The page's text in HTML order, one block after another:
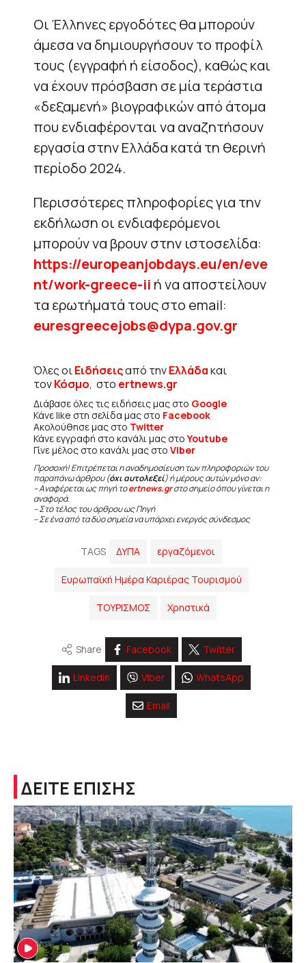
Οι Έλληνες εργοδότες θα μπορούν
άμεσα να δημιουργήσουν το προφίλ
τους (εγγραφή ή είσοδος), καθώς και
να έχουν πρόσβαση σε μία τεράστια
«δεξαμενή» βιογραφικών από άτομα
που ενδιαφέρονται να αναζητήσουν
εργασία στην Ελλάδα κατά τη θερινή
περίοδο 2024.
Περισσότερες πληροφορίες για την
εκδήλωση οι ενδιαφερόμενοι
μπορούν να βρουν στην ιστοσελίδα:
https://europeanjobdays.eu/en/eve
nt/work-greece-ii ή να αποστείλουν
τα ερωτήματά τους στο email:
euresgreecejobs@dypa.gov.gr
Όλες οιΕιδήσειςαπό τηνΕλλάδακαι
τονΚόσμο, στο ertnews.gr
Διάβασε όλες τις ειδήσεις μας στο Google
Κάνε like στη σελίδα μας στο Facebook
Ακολούθησε μας στο Twitter
Κάνε εγγραφή στο κανάλι μας στοYoutube
Γίνε μέλος στο κανάλι μας στο Viber
Προσοχή! Επιτρέπεται η αναδημοσίευση των πληροφοριών του
παραπάνω άρθρου (όχι αυτολεξεί) ή μέρους αυτών μόνο αν:
– Αναφέρεται ως πηγή τοertnews.grστο σημείο όπου γίνεται η
αναφορά.
– Στο τέλος του άρθρου ως Πηγή
– Σε ένα από τα δύο σημεία να υπάρχει ενεργός σύνδεσμος
TAGS ΔΥΠΑ εργαζόμενοι
Ευρωπαϊκή Ημέρα Καριέρας Τουρισμού
ΤΟΥΡΙΣΜΟΣ Χρηστικά
Share Facebook Twitter
Linkedin Viber WhatsApp
Email
ΔΕΙΤΕ ΕΠΙΣΗΣ